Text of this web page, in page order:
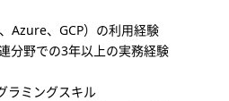
Azure、GCP）の利用経験
分野での3年以上の実務経験
ラミングスキル